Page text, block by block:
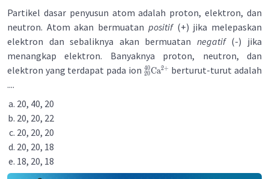
Partikel dasar penyusun atom adalah proton, elektron, dan
neutron. Atom akan bermuatan positif(+) jika melepaskan
elektron dan sebaliknya akan bermuatan negatif(-) jika
menangkap elektron. Banyaknya proton, neutron, dan
elektron yang terdapat pada ion 20
40Ca2+ berturut-turut adalah
....
20, 40, 20
20, 20, 22
20, 20, 20
20, 20, 18
18, 20, 18